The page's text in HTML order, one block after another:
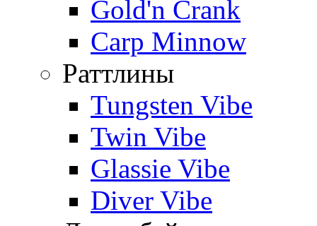
Gold'n Crank
Carp Minnow
Раттлины
Tungsten Vibe
Twin Vibe
Glassie Vibe
Diver Vibe